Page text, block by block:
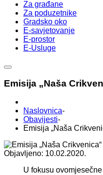
Za građane
Za poduzetnike
Gradsko oko
E-savjetovanje
E-prostor
E-Usluge
Emisija „Naša
Naslovnica-
Obavijesti-
Emisija „Naša
Objavljeno: 10.02.2020.
U fokusu